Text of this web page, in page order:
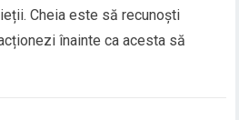
Cheia este să recunoști
înainte ca acesta să